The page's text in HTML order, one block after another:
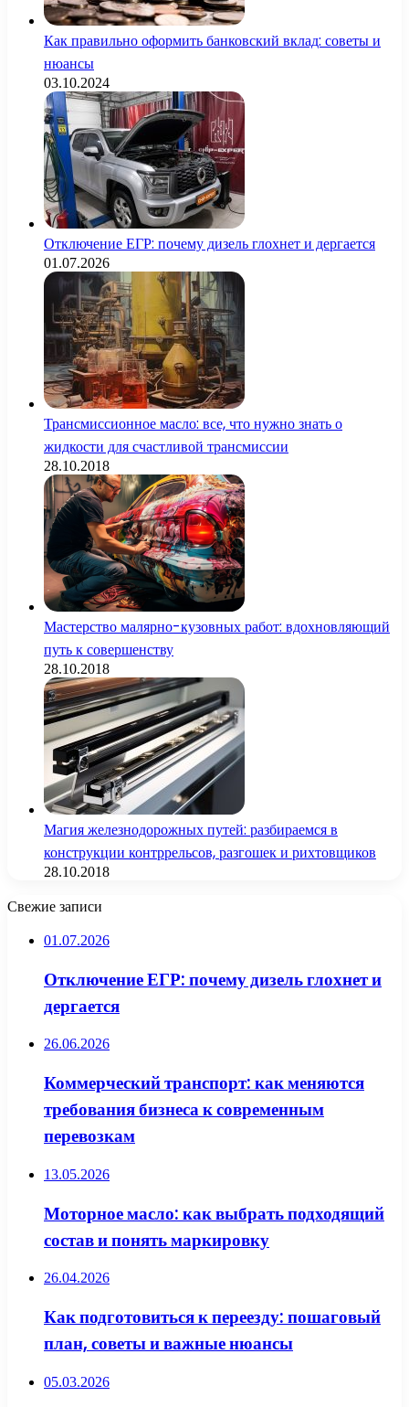
Как правильно оформить банковский вклад: советы и
нюансы
03.10.2024
Отключение ЕГР: почему дизель глохнет и дергается
01.07.2026
Трансмиссионное масло: все, что нужно знать о
жидкости для счастливой трансмиссии
28.10.2018
Мастерство малярно-кузовных работ: вдохновляющий
путь к совершенству
28.10.2018
Магия железнодорожных путей: разбираемся в
конструкции контррельсов, разгошек и рихтовщиков
28.10.2018
Свежие записи
01.07.2026
Отключение ЕГР: почему дизель глохнет и
дергается
26.06.2026
Коммерческий транспорт: как меняются
требования бизнеса к современным
перевозкам
13.05.2026
Моторное масло: как выбрать подходящий
состав и понять маркировку
26.04.2026
Как подготовиться к переезду: пошаговый
план, советы и важные нюансы
05.03.2026